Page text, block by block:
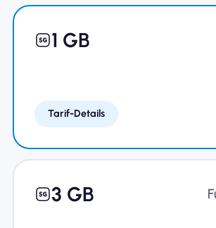
Für das Geschäft
1 GB
Tarif-Details
3 GB